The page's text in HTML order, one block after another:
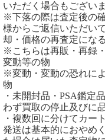
いただく場合もございま
※下落の際は査定後の
様からご返信いただい
却・価格の再査定にな
※こちらは再販・再録
変動等の物
※変動・変動の恐れに
物
・未開封品・PSA鑑定
わず買取の停止及びに
・複数回に分けてカー
発送は基本的におやめ